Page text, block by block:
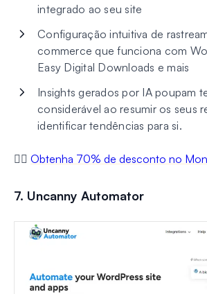
integrado ao seu site
Configuração intuitiva de
commerce que funciona com
Easy Digital Downloads e mais
Insights gerados por IA poupam
considerável ao resumir os seus
identificar tendências para si.
👉🏼 Obtenha 70% de desconto no
7. Uncanny Automator